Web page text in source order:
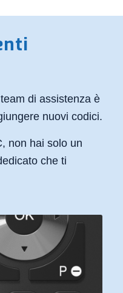
di assistenza è
nuovi codici.
non hai solo un
che ti